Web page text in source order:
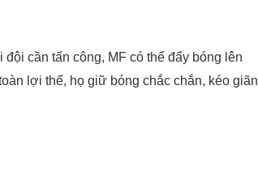
cần tấn công, MF có thể đẩy bóng lên
lợi thế, họ giữ bóng chắc chắn, kéo giãn